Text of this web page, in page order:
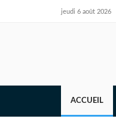
jeudi 6 août 2026
ACCUEIL